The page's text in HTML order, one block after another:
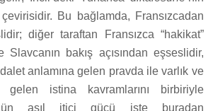
Bu bağlamda, Fransızcadan
diğer taraftan Fransızca “hakikat”
bakış açısından eşseslidir,
anlamına gelen pravda ile varlık ve
gelen istina kavramlarını birbiriyle
asıl itici gücü işte buradan